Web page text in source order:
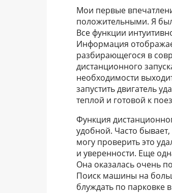
Мои первые
положительными. Я
Все функции
Информация
разбирающегося в
дистанционного
необходимости
запустить двигатель
теплой и готовой к
Функция
удобной. Часто
могу проверить это
и уверенности. Еще
Она оказалась очень
Поиск машины на
блуждать по парковке